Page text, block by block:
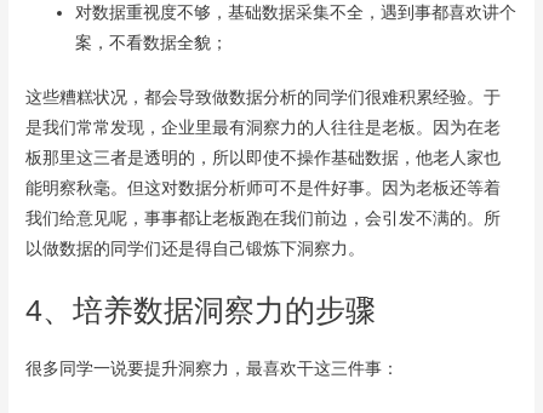
对数据重视度不够，基础数据采集不全，遇到事都喜欢讲个
案，不看数据全貌；
这些糟糕状况，都会导致做数据分析的同学们很难积累经验。于
是我们常常发现，企业里最有洞察力的人往往是老板。因为在老
板那里这三者是透明的，所以即使不操作基础数据，他老人家也
能明察秋毫。但这对数据分析师可不是件好事。因为老板还等着
我们给意见呢，事事都让老板跑在我们前边，会引发不满的。所
以做数据的同学们还是得自己锻炼下洞察力。
4、培养数据洞察力的步骤
很多同学一说要提升洞察力，最喜欢干这三件事：